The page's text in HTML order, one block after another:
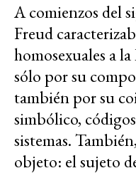
A comienzos del
Freud
homosexuales a
sólo por su
también por su
simbólico,
sistemas.
objeto: el sujeto